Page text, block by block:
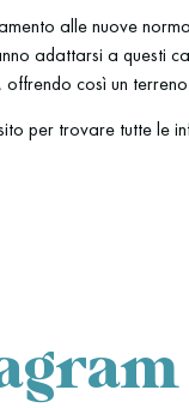
alle nuove
adattarsi a questi
così un
per trovare tutte le